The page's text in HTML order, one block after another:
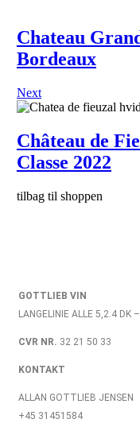
Chateau
Bordeaux
Next
Château de
Classe 2022
tilbag til shoppen
GOTTLIEB VIN
LANGELINIE ALLE 5,2.4 DK
CVR NR. 32 21 50 33
KONTAKT
ALLAN GOTTLIEB JENSEN
+45 31451584